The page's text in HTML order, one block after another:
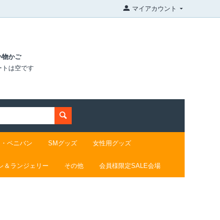
マイアカウント
物かご
トは空です
ペニバン SMグッズ 女性用グッズ
＆ランジェリー その他 会員様限定SALE会場